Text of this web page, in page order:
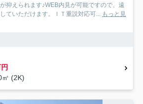
抑えられます♪WEB内見が可能ですので、遠
ていただけます。ＩＴ重説対応可... もっと見
㎡ (2K)